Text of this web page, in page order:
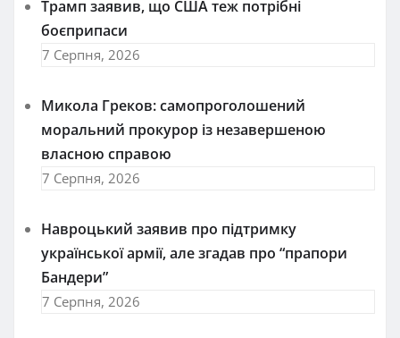
Трамп заявив, що США теж потрібні
боєприпаси
7 Серпня, 2026
Микола Греков: самопроголошений
моральний прокурор із незавершеною
власною справою
7 Серпня, 2026
Навроцький заявив про підтримку
української армії, але згадав про “прапори
Бандери”
7 Серпня, 2026